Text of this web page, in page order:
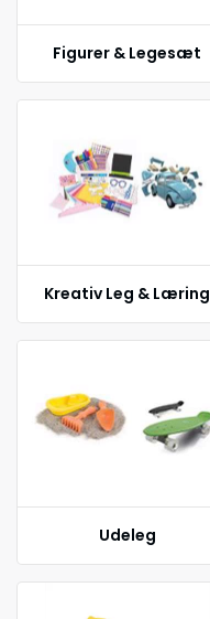
Figurer & Legesæt
Kreativ Leg & Læring
Udeleg